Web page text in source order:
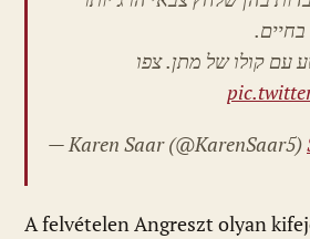
קולו של מתן. צפו
— Karen Saar (@KarenSaar5)
A felvételen Angreszt olyan